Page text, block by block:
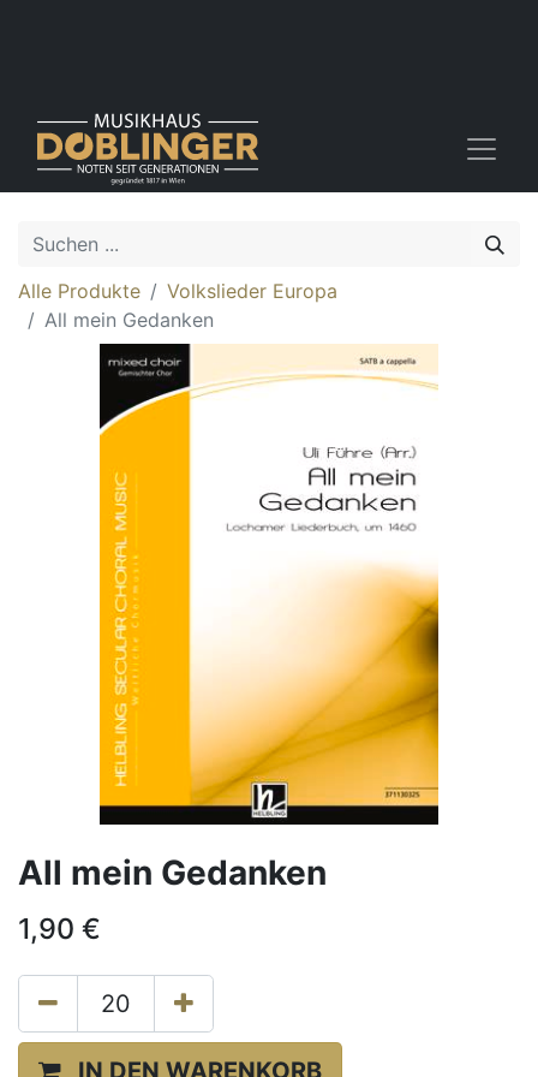
Alle Produkte
Volkslieder Europa
All mein Gedanken
All mein Gedanken
1,90 €
IN DEN WARENKORB